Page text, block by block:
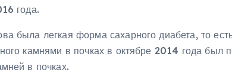
года.
была легкая форма сахарного диабета, то
камнями в почках в октябре 2014 года
в почках.